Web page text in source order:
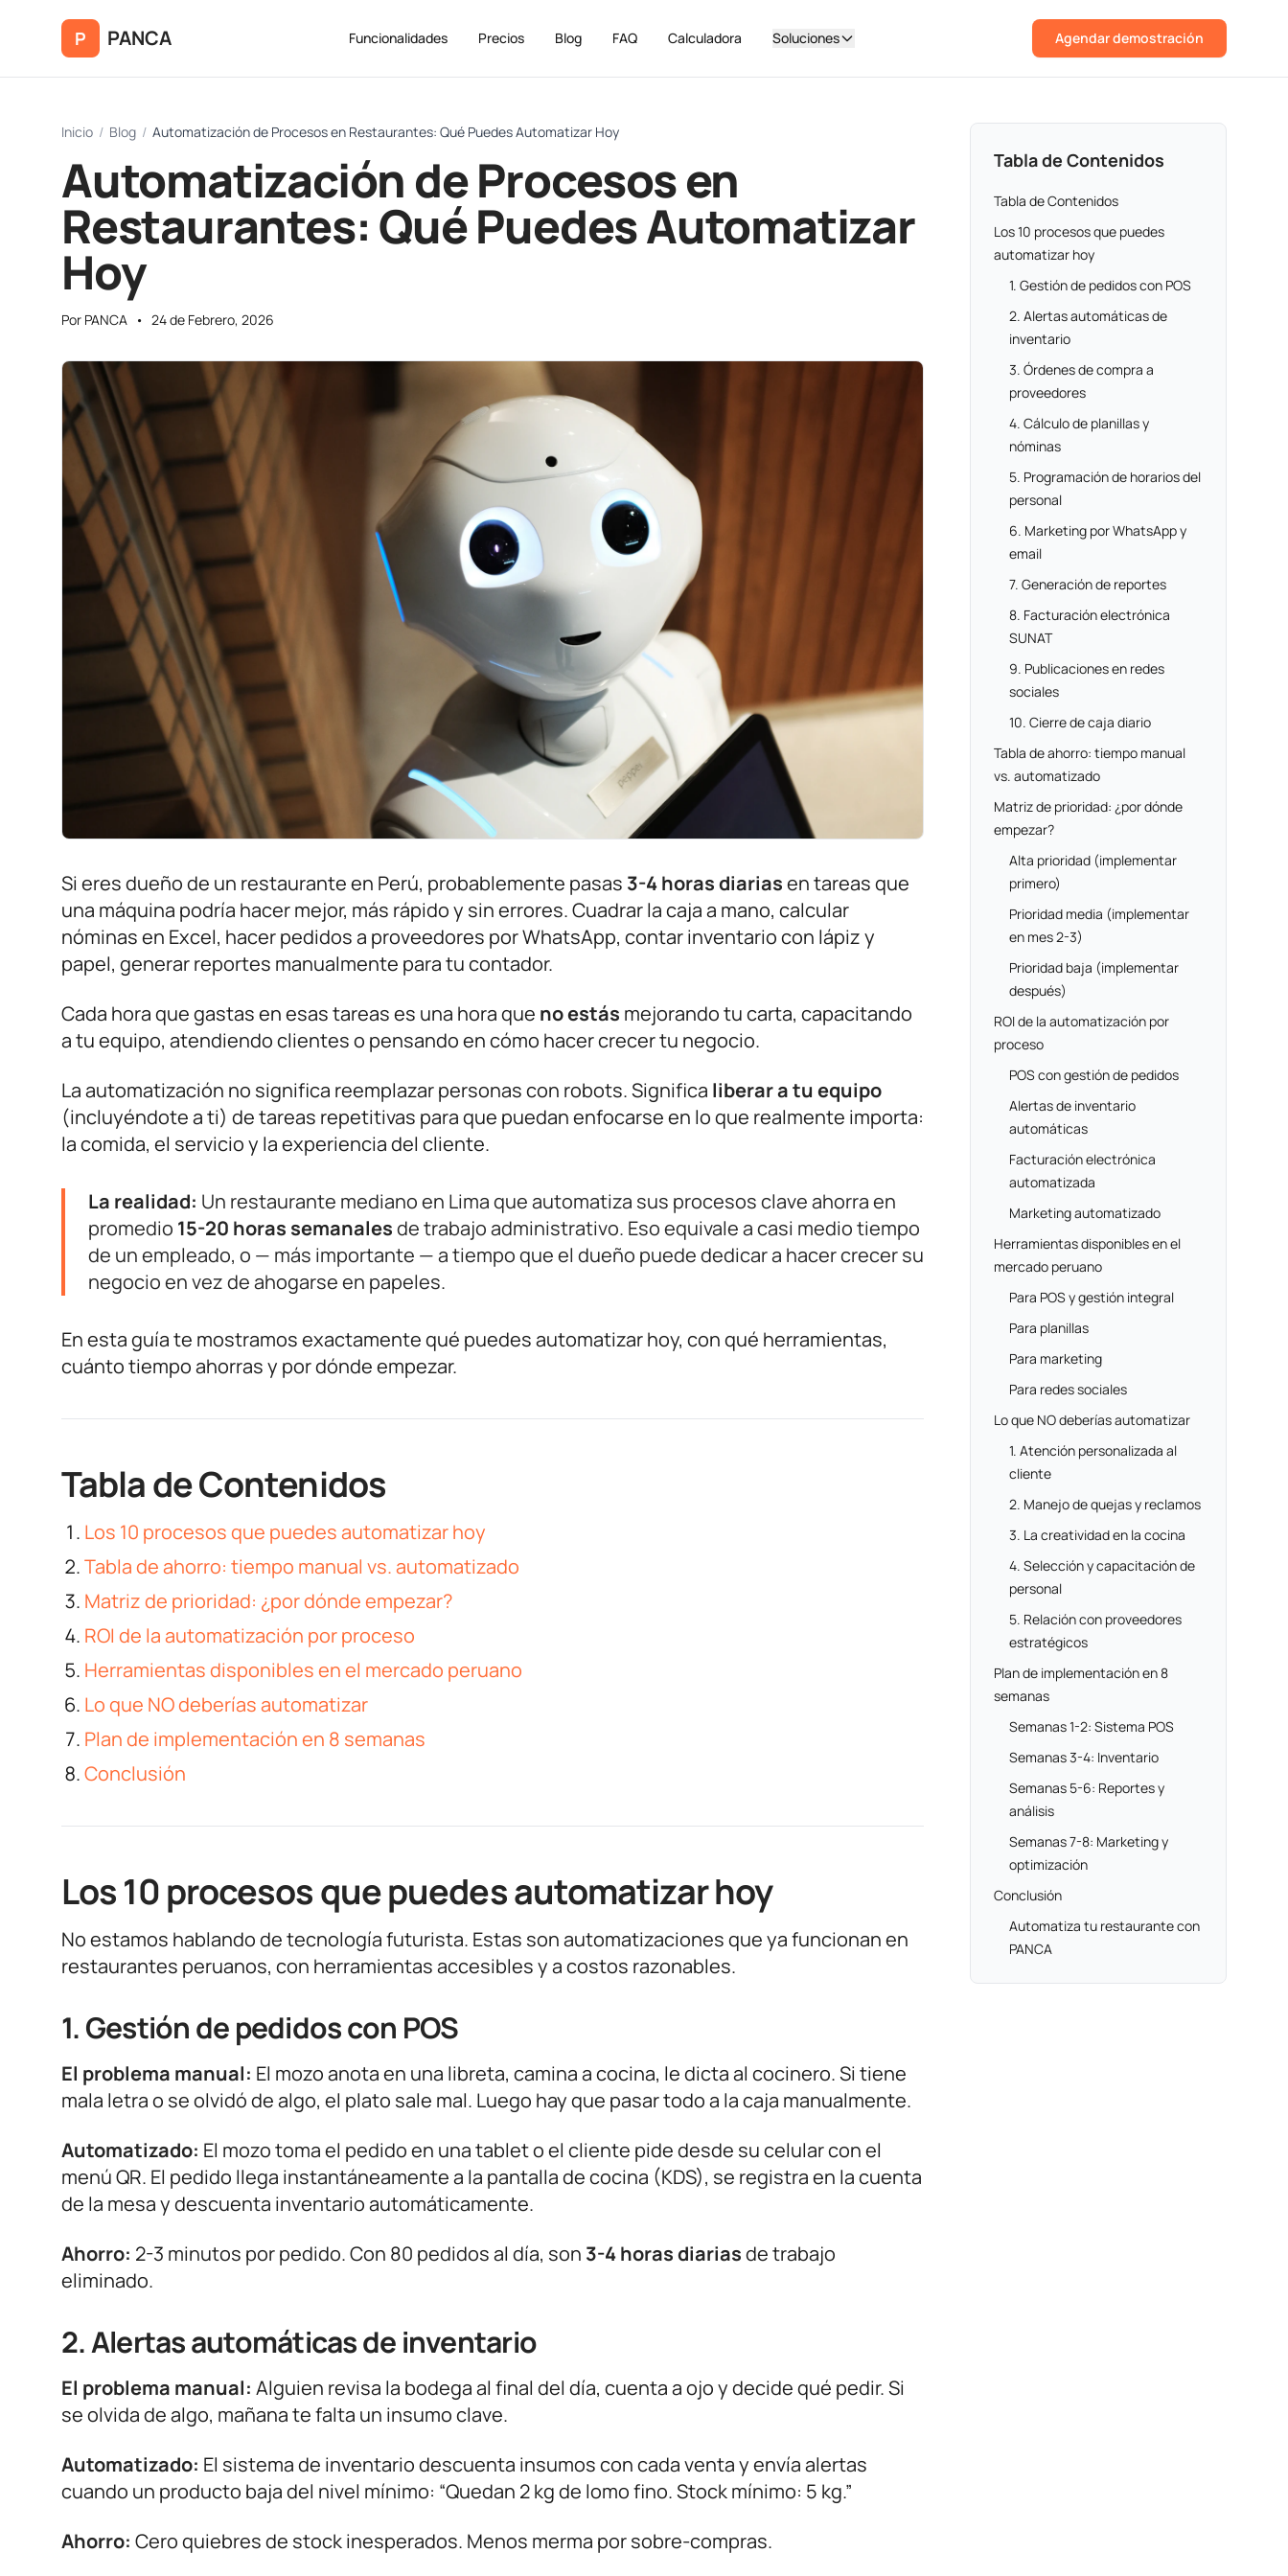
P PANCA Funcionalidades Precios Blog FAQ Calculadora Soluciones Agendar demostración
Inicio / Blog / Automatización de Procesos en Restaurantes: Qué Puedes Automatizar Hoy
Automatización de Procesos en
Restaurantes: Qué Puedes Automatizar
Hoy
Por PANCA • 24 de Febrero, 2026
Si eres dueño de un restaurante en Perú, probablemente pasas 3-4 horas diariasen tareas que
una máquina podría hacer mejor, más rápido y sin errores. Cuadrar la caja a mano, calcular
nóminas en Excel, hacer pedidos a proveedores por WhatsApp, contar inventario con lápiz y
papel, generar reportes manualmente para tu contador.
Cada hora que gastas en esas tareas es una hora que no estás mejorando tu carta, capacitando
a tu equipo, atendiendo clientes o pensando en cómo hacer crecer tu negocio.
La automatización no significa reemplazar personas con robots. Significa liberar a tu equipo
(incluyéndote a ti) de tareas repetitivas para que puedan enfocarse en lo que realmente importa:
la comida, el servicio y la experiencia del cliente.
La realidad: Un restaurante mediano en Lima que automatiza sus procesos clave ahorra en
promedio 15-20 horas semanalesde trabajo administrativo. Eso equivale a casi medio tiempo
de un empleado, o — más importante — a tiempo que el dueño puede dedicar a hacer crecer su
negocio en vez de ahogarse en papeles.
En esta guía te mostramos exactamente qué puedes automatizar hoy, con qué herramientas,
cuánto tiempo ahorras y por dónde empezar.
Tabla de Contenidos
Los 10 procesos que puedes automatizar hoy
Tabla de ahorro: tiempo manual vs. automatizado
Matriz de prioridad: ¿por dónde empezar?
ROI de la automatización por proceso
Herramientas disponibles en el mercado peruano
Lo que NO deberías automatizar
Plan de implementación en 8 semanas
Conclusión
Los 10 procesos que puedes automatizar hoy
No estamos hablando de tecnología futurista. Estas son automatizaciones que ya funcionan en
restaurantes peruanos, con herramientas accesibles y a costos razonables.
1. Gestión de pedidos con POS
El problema manual: El mozo anota en una libreta, camina a cocina, le dicta al cocinero. Si tiene
mala letra o se olvidó de algo, el plato sale mal. Luego hay que pasar todo a la caja manualmente.
Automatizado: El mozo toma el pedido en una tablet o el cliente pide desde su celular con el
menú QR. El pedido llega instantáneamente a la pantalla de cocina (KDS), se registra en la cuenta
de la mesa y descuenta inventario automáticamente.
Ahorro: 2-3 minutos por pedido. Con 80 pedidos al día, son 3-4 horas diariasde trabajo
eliminado.
2. Alertas automáticas de inventario
El problema manual: Alguien revisa la bodega al final del día, cuenta a ojo y decide qué pedir. Si
se olvida de algo, mañana te falta un insumo clave.
Automatizado: El sistema de inventario descuenta insumos con cada venta y envía alertas
cuando un producto baja del nivel mínimo: “Quedan 2 kg de lomo fino. Stock mínimo: 5 kg.”
Ahorro: Cero quiebres de stock inesperados. Menos merma por sobre-compras.
Tabla de Contenidos
Tabla de Contenidos
Los 10 procesos que puedes
automatizar hoy
1. Gestión de pedidos con POS
2. Alertas automáticas de
inventario
3. Órdenes de compra a
proveedores
4. Cálculo de planillas y
nóminas
5. Programación de horarios del
personal
6. Marketing por WhatsApp y
email
7. Generación de reportes
8. Facturación electrónica
SUNAT
9. Publicaciones en redes
sociales
10. Cierre de caja diario
Tabla de ahorro: tiempo manual
vs. automatizado
Matriz de prioridad: ¿por dónde
empezar?
Alta prioridad (implementar
primero)
Prioridad media (implementar
en mes 2-3)
Prioridad baja (implementar
después)
ROI de la automatización por
proceso
POS con gestión de pedidos
Alertas de inventario
automáticas
Facturación electrónica
automatizada
Marketing automatizado
Herramientas disponibles en el
mercado peruano
Para POS y gestión integral
Para planillas
Para marketing
Para redes sociales
Lo que NO deberías automatizar
1. Atención personalizada al
cliente
2. Manejo de quejas y reclamos
3. La creatividad en la cocina
4. Selección y capacitación de
personal
5. Relación con proveedores
estratégicos
Plan de implementación en 8
semanas
Semanas 1-2: Sistema POS
Semanas 3-4: Inventario
Semanas 5-6: Reportes y
análisis
Semanas 7-8: Marketing y
optimización
Conclusión
Automatiza tu restaurante con
PANCA